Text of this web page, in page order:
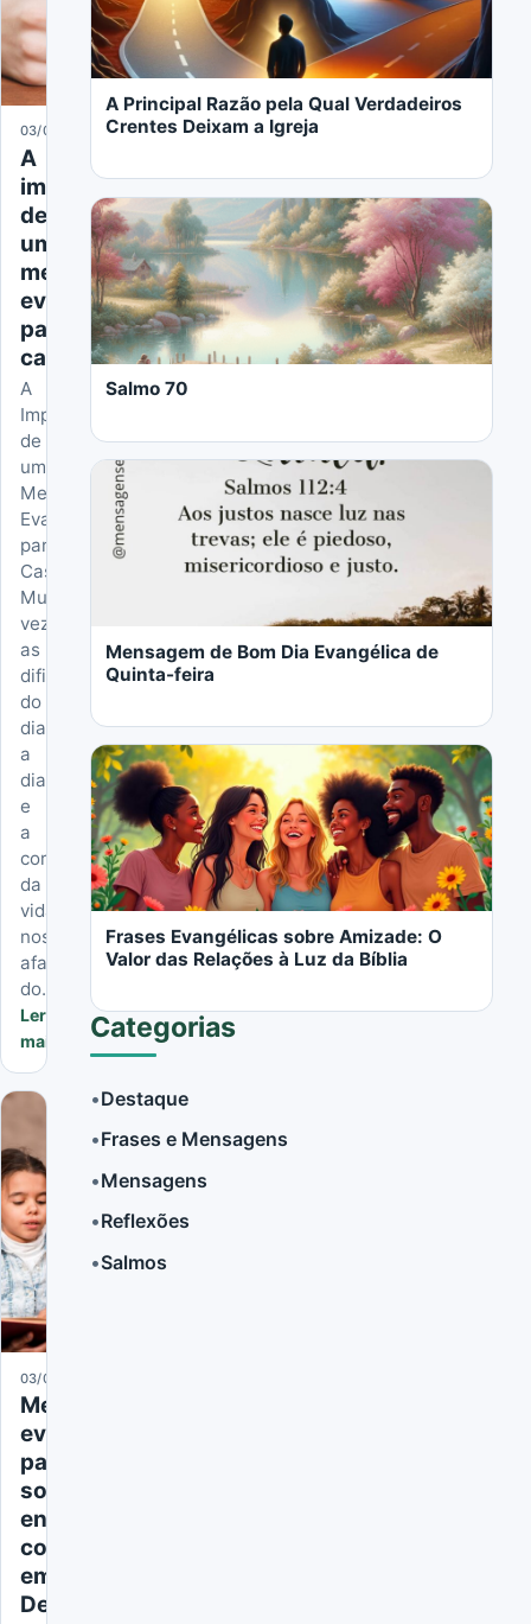
03/06/2024
A
importância
de
uma
mensagem
evangélica
para
casal
A
Importância
de
uma
Mensagem
Evangélica
para
Casal
Muitas
vezes,
as
dificuldades
do
dia
a
dia
e
a
correria
da
vida
nos
afastam
do...
Ler
mais
03/06/2024
Mensagem
evangélica
para
sobrinha:
encontre
conforto
em
Deus
A Principal Razão pela Qual Verdadeiros
Crentes Deixam a Igreja
LER MAIS
Salmo 70
Mensagem de Bom Dia Evangélica de
Quinta-feira
LER MAIS
Frases Evangélicas sobre Amizade: O
Valor das Relações à Luz da Bíblia
LER MAIS
Categorias
•Destaque
•Frases e Mensagens
•Mensagens
•Reflexões
•Salmos